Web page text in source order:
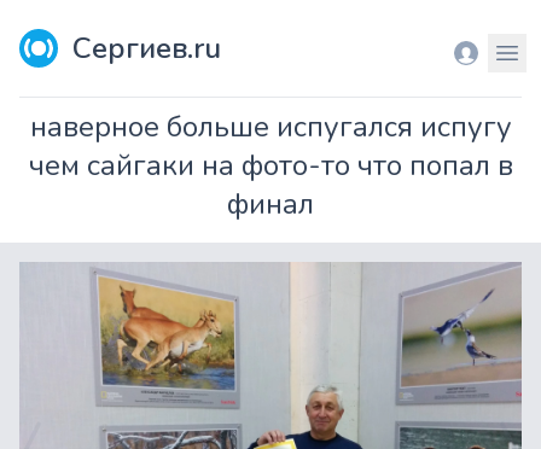
Сергиев.ru Вход
наверное больше испугался испугу
чем сайгаки на фото-то что попал в
финал